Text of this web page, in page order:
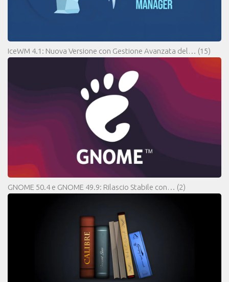
IceWM 4.1: Nuova Versione con Gestione Avanzata del… (15)
GNOME 50.4 e GNOME 49.9: Rilascio Stabile con… (2)